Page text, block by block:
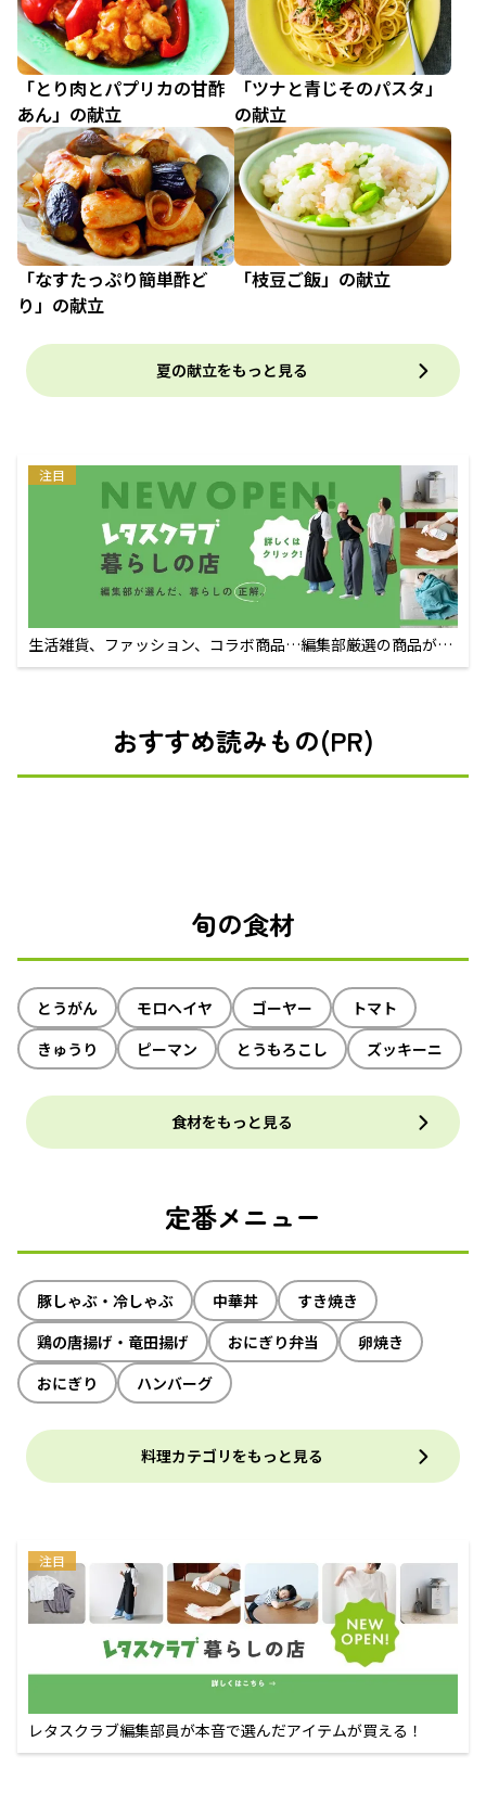
「とり肉とパプリカの甘酢
あん」の献立
「ツナと青じそのパスタ」
の献立
「なすたっぷり簡単酢ど
り」の献立
「枝豆ご飯」の献立
夏の献立をもっと見る
注目
生活雑貨、ファッション、コラボ商品…編集部厳選の商品が買
えるECサイト
おすすめ読みもの(PR)
旬の食材
とうがん モロヘイヤ ゴーヤー
トマト
きゅうり
ピーマン とうもろこし ズッキーニ
食材をもっと見る
定番メニュー
豚しゃぶ・冷しゃぶ 中華丼
すき焼き
鶏の唐揚げ・竜田揚げ
おにぎり弁当
卵焼き
おにぎり
ハンバーグ
料理カテゴリをもっと見る
注目
レタスクラブ編集部員が本音で選んだアイテムが買える！